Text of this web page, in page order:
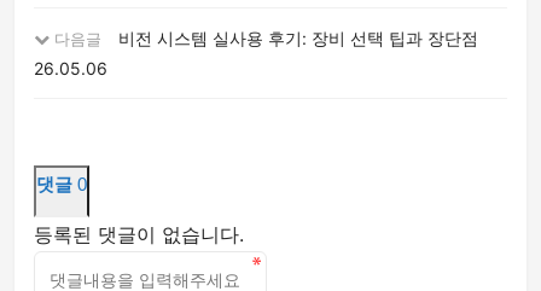
다음글
비전 시스템 실사용 후기: 장비 선택 팁과 장단점
26.05.06
댓글 0
등록된 댓글이 없습니다.